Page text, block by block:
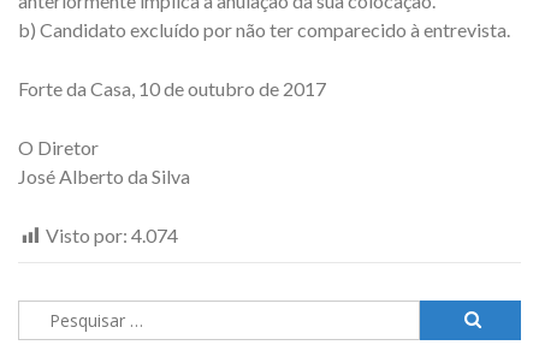
b) Candidato excluído por não ter comparecido à entrevista.
Forte da Casa, 10 de outubro de 2017
O Diretor
José Alberto da Silva
Visto por: 4.074
Pesquisar
por: